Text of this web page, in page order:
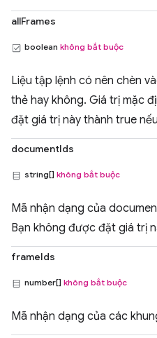
allFrames
boolean không bắt buộc
Liệu tập lệnh có nên chèn
thẻ hay không. Giá trị mặc
đặt giá trị này thành true
documentIds
string[] không bắt buộc
Mã nhận dạng của
Bạn không được đặt giá trị
frameIds
number[] không bắt buộc
Mã nhận dạng của các